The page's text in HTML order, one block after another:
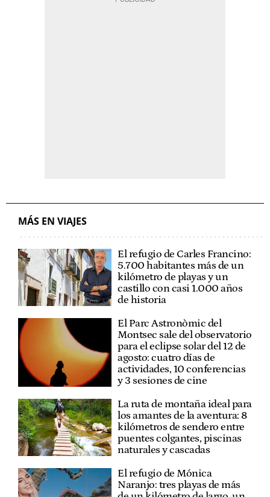
MÁS EN VIAJES
El refugio de Carles Francino:
5.700 habitantes más de un
kilómetro de playas y un
castillo con casi 1.000 años
de historia
El Parc Astronòmic del
Montsec sale del observatorio
para el eclipse solar del 12 de
agosto: cuatro días de
actividades, 10 conferencias
y 3 sesiones de cine
La ruta de montaña ideal para
los amantes de la aventura: 8
kilómetros de sendero entre
puentes colgantes, piscinas
naturales y cascadas
El refugio de Mónica
Naranjo: tres playas de más